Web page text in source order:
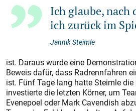
Ich glaube, nach
ich zurück im
Jannik Steimle
ist. Daraus wurde eine
Beweis dafür, dass Radrennfahren
ist. Fünf Tage lang hatte Steimle die
investierte die letzten Körner, um
Evenepoel oder Mark Cavendish